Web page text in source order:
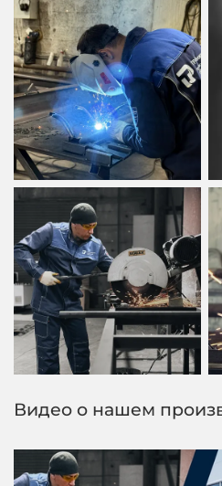
Видео о нашем